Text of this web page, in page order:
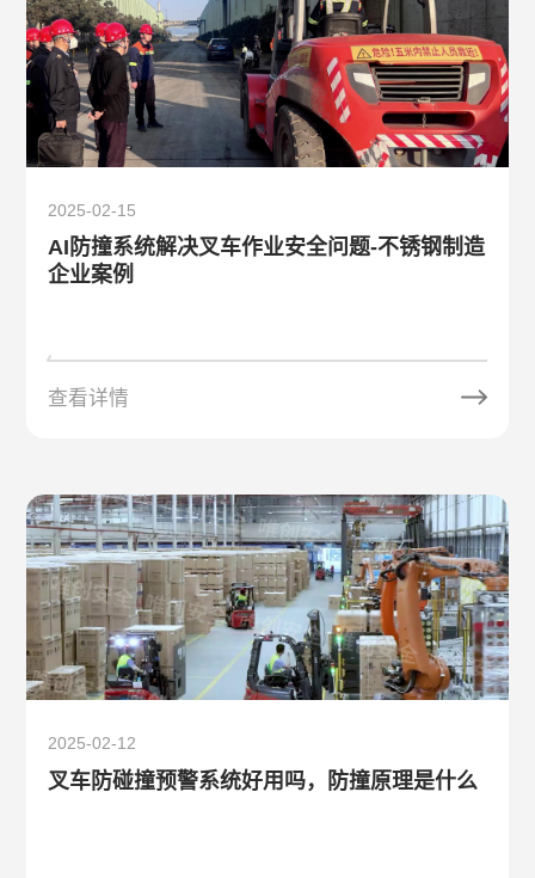
2025-02-15
AI防撞系统解决叉车作业安全问题-不锈钢制造
企业案例
查看详情
2025-02-12
叉车防碰撞预警系统好用吗，防撞原理是什么